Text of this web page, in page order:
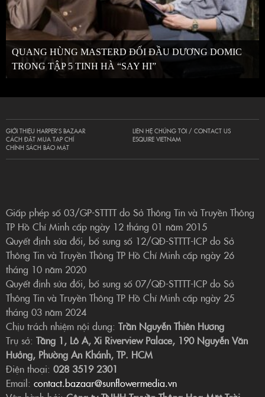
QUANG HÙNG MASTERD ĐỐI ĐẦU DƯƠNG DOMIC
TRONG TẬP 5 TINH HÀ “SAY HI”
GIỚI THIỆU HARPER’S BAZAAR
CÁCH ĐẶT MUA TẠP CHÍ
CHÍNH SÁCH BẢO MẬT
LIÊN HỆ CHÚNG TÔI / CONTACT US
ESQUIRE VIETNAM
Giấp phép số 03/GP-STTTT do Sở Thông Tin và Truyền Thông
TP Hồ Chí Minh cấp ngày 12 tháng 01 năm 2015
Quyết định sửa đổi, bổ sung số 12/QĐ-STTTT-ICP do Sở
Thông Tin và Truyền Thông TP Hồ Chí Minh cấp ngày 26
tháng 10 năm 2020
Quyết định sửa đổi, bổ sung số 07/QĐ-STTTT-ICP do Sở
Thông Tin và Truyền Thông TP Hồ Chí Minh cấp ngày 25
tháng 03 năm 2024
Chịu trách nhiệm nội dung: Trần Nguyễn Thiên Hương
Trụ sở: Tầng 1, Lô A, Xi Riverview Palace, 190 Nguyễn Văn
Hưởng, Phường An Khánh, TP. HCM
Điện thoại: 028 3519 2301
Email: contact.bazaar@sunflowermedia.vn